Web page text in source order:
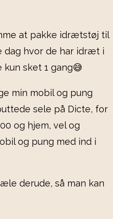
at pakke idrætstøj til
dag hvor de har idræt i
sket 1 gang😅
min mobil og pung
sele på Dicte, for
og hjem, vel og
og pung med ind i
derude, så man kan